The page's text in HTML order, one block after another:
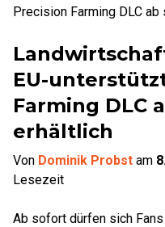
Precision Farming DLC
EU-
Farming DLC
erhältlich
Von Dominik Probst am
Lesezeit
Ab sofort dürfen sich